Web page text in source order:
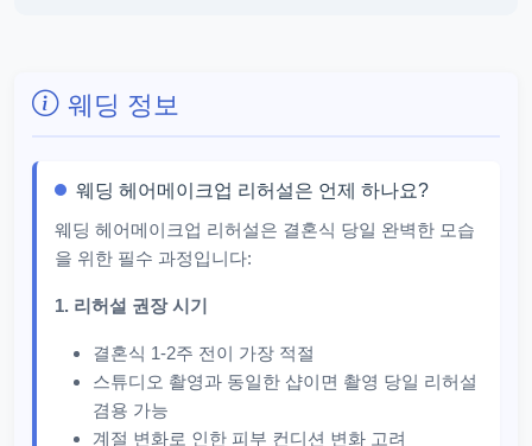
웨딩 정보
웨딩 헤어메이크업 리허설은 언제 하나요?
웨딩 헤어메이크업 리허설은 결혼식 당일 완벽한 모습
을 위한 필수 과정입니다:
1. 리허설 권장 시기
결혼식 1-2주 전이 가장 적절
스튜디오 촬영과 동일한 샵이면 촬영 당일 리허설
겸용 가능
계절 변화로 인한 피부 컨디션 변화 고려